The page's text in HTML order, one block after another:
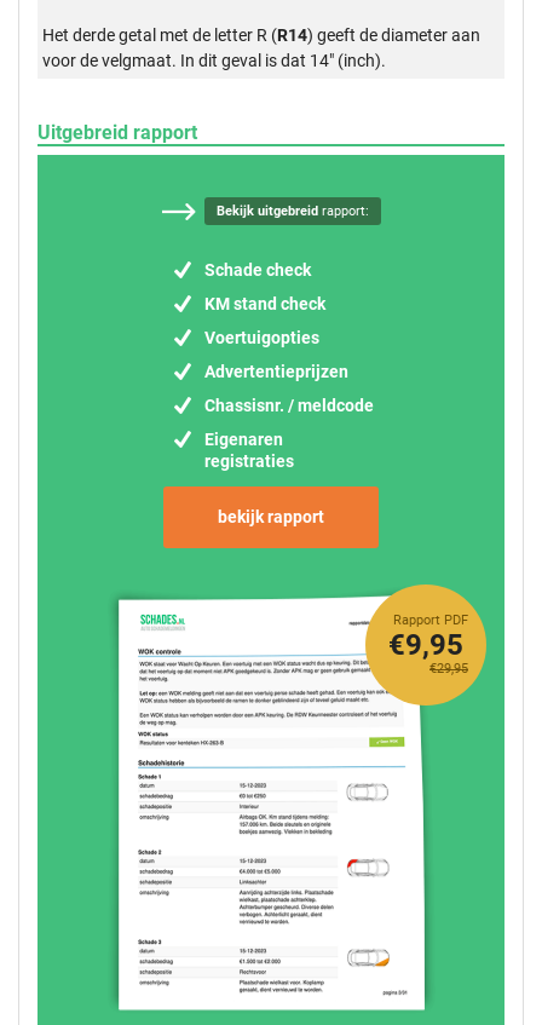
Het derde getal met de letter R (R14) geeft de diameter aan
voor de velgmaat. In dit geval is dat 14" (inch).
Uitgebreid rapport
Bekijk uitgebreid rapport:
Schade check
KM stand check
Voertuigopties
Advertentieprijzen
Chassisnr. / meldcode
Eigenaren
registraties
bekijk rapport
Rapport PDF
€29,95
€9,95